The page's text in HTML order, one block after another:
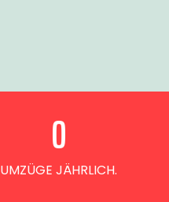
UMZÜGE JÄHRLICH.
0